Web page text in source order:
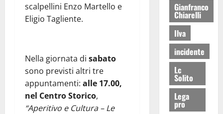
scalpellini Enzo Martello e
Eligio Tagliente.
Nella giornata di sabato
sono previsti altri tre
appuntamenti: alle 17.00,
nel Centro Storico,
“Aperitivo e Cultura – Le
Gianfranco
Chiarelli
Ilva
incidente
Lc
Solito
Lega
pro